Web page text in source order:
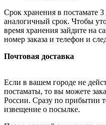
Срок хранения в постамате
аналогичный срок. Чтобы
время хранения зайдите на
номер заказа и телефон и
Почтовая доставка
Если в вашем городе не
постаматы, то вы можете
России. Сразу по прибытии
извещение о посылке.